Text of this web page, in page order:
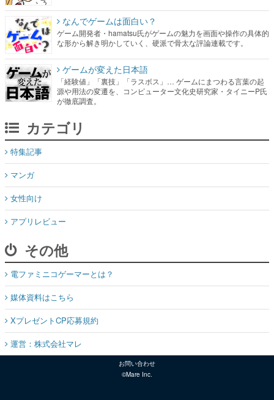
なんでゲームは面白い？
ゲーム開発者・hamatsu氏がゲームの魅力を画面や操作の具体的
な形から解き明かしていく、硬派で骨太な評論連載です。
ゲームが変えた日本語
「経験値」「裏技」「ラスボス」… ゲームにまつわる言葉の起
源や用法の変遷を、コンピューター文化史研究家・タイニーP氏
が徹底調査。
カテゴリ
特集記事
マンガ
女性向け
アプリレビュー
その他
電ファミニコゲーマーとは？
媒体資料はこちら
XプレゼントCP応募規約
運営：株式会社マレ
お問い合わせ
©Mare Inc.